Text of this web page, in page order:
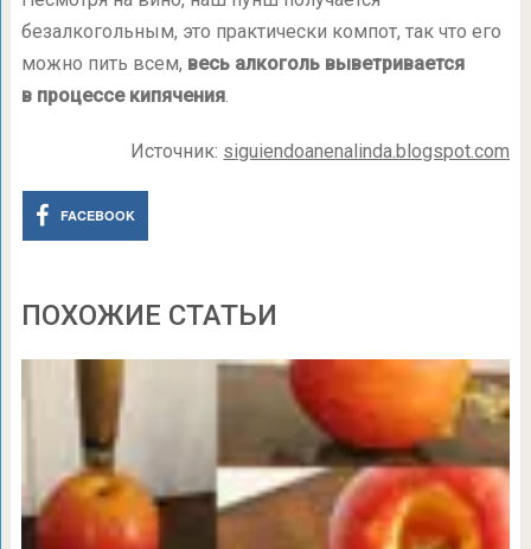
безалкогольным, это практически компот, так что его
можно пить всем, весь алкоголь выветривается
в процессе кипячения.
Источник: siguiendoanenalinda.blogspot.com
FACEBOOK
ПОХОЖИЕ СТАТЬИ